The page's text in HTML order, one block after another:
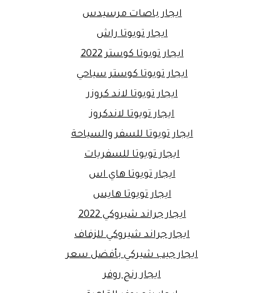
ايجار باصات مرسيدس
ايجار تويوتا راش
ايجار تويوتا كوستر 2022
ايجار تويوتا كوستر سياحي
ايجار تويوتا لاند كروزر
ايجار تويوتا لاندكروز
ايجار تويوتا للسفر والسياحة
ايجار تويوتا للسفريات
ايجار تويوتا هاي اس
ايجار تويوتا هايس
ايجار جراند شيروكي 2022
ايجار جراند شيروكي للزفاف
ايجار جيب شيركي بأفضل سعر
ايجار رنج روفر